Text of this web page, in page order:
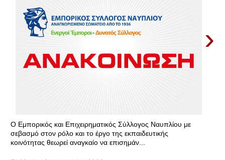
›
Ο Εμπορικός και Επιχειρηματικός Σύλλογος Ναυπλίου με
σεβασμό στον ρόλο και το έργο της εκπαιδευτικής
κοινότητας θεωρεί αναγκαίο να επισημάν...